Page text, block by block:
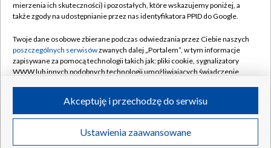
Naziemna Telewizja Cyfrowa
Rada Programowa
System NOS
Informacje o nadawcy
Program dla prasy
Ogłoszenie przetargowe
Pomoc
Kontakt
Kanały
©2026 Telewizja Polska S.A. w likwidacji
mierzenia ich skuteczności) i pozostałych, które wskazujemy poniżej, a
także zgody na udostępnianie przez nas identyfikatora PPID do Google.
Twoje dane osobowe zbierane podczas odwiedzania przez Ciebie naszych
poszczególnych serwisówzwanych dalej „Portalem”, w tym informacje
zapisywane za pomocą technologii takich jak: pliki cookie, sygnalizatory
WWW lub innych podobnych technologii umożliwiających świadczenie
ruchu w Internecie.
Twoje dane osobowe zbierane podczas odwiedzania przez Ciebie
poszczególnych serwisówna Portalu, takie jak adresy IP, identyfikatory
Ustawienia zaawansowane
Akceptuję i przechodzę do serwisu